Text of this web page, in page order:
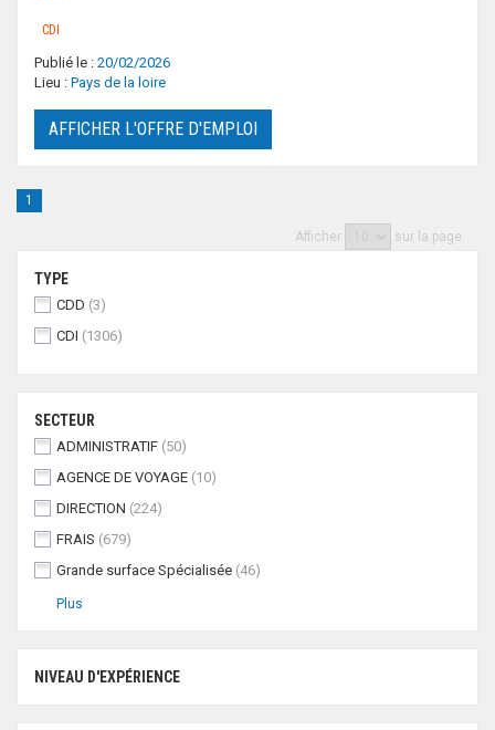
CDI
Publié le : 20/02/2026
Lieu : Pays de la loire
AFFICHER L'OFFRE D'EMPLOI
1
Afficher sur la page
TYPE
CDD (3)
CDI (1306)
SECTEUR
ADMINISTRATIF (50)
AGENCE DE VOYAGE (10)
DIRECTION (224)
FRAIS (679)
Grande surface Spécialisée (46)
Plus
NIVEAU D'EXPÉRIENCE